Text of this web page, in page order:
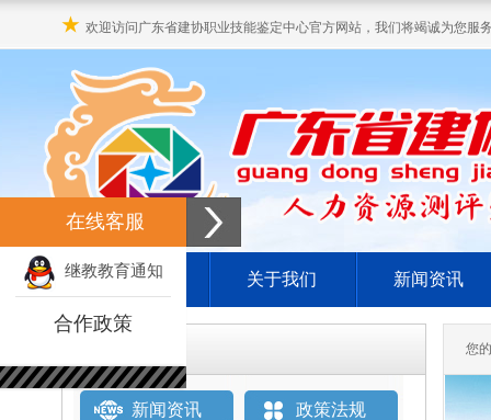
★ 欢迎访问广东省建协职业技能鉴定中心官方网站，我们将竭诚为您
网站首页 关于我们 新闻资讯
新闻资讯 政策法规
您
在线客服
继教教育通知
合作政策